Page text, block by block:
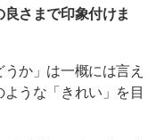
さまで印象付けま
か」は一概には言え
うな「きれい」を目